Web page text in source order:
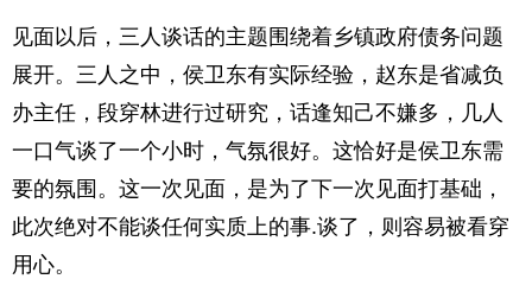
见面以后，三人谈话的主题围绕着乡镇政府债务问题
展开。三人之中，侯卫东有实际经验，赵东是省减负
办主任，段穿林进行过研究，话逢知己不嫌多，几人
一口气谈了一个小时，气氛很好。这恰好是侯卫东需
要的氛围。这一次见面，是为了下一次见面打基础，
此次绝对不能谈任何实质上的事.谈了，则容易被看穿
用心。